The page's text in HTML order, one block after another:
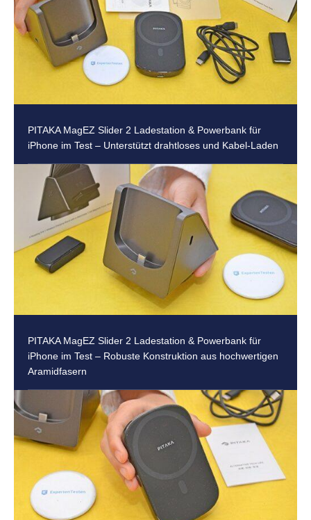
PITAKA MagEZ Slider 2 Ladestation & Powerbank für
iPhone im Test – Unterstützt drahtloses und Kabel-Laden
PITAKA MagEZ Slider 2 Ladestation & Powerbank für
iPhone im Test – Robuste Konstruktion aus hochwertigen
Aramidfasern